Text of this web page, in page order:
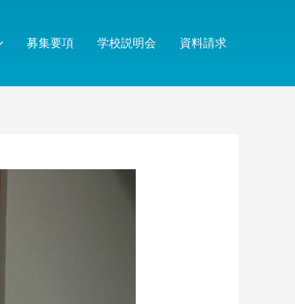
募集要項 学校説明会 資料請求